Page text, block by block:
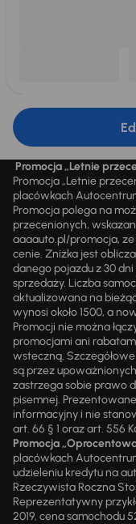
Promocja „Letnie
Promocja „Letnie
placówkach
Promocja polega na
przecenionych,
aaaauto.pl/promocja,
cenie. Zniżka jest
danego pojazdu z 30
sprzedaży. Liczba
aktualizowana na
wynosi około 1500, a
Promocji nie można
promocjami ani
wsteczną.
są przez
zastrzega sobie prawo
pisemnej.
informacyjny i nie
art. 66 § 1 oraz art. 556
Promocja
placówkach
udzieleniu kredytu na
Rzeczywista Roczna
Reprezentatywny
2019, cena samochodu